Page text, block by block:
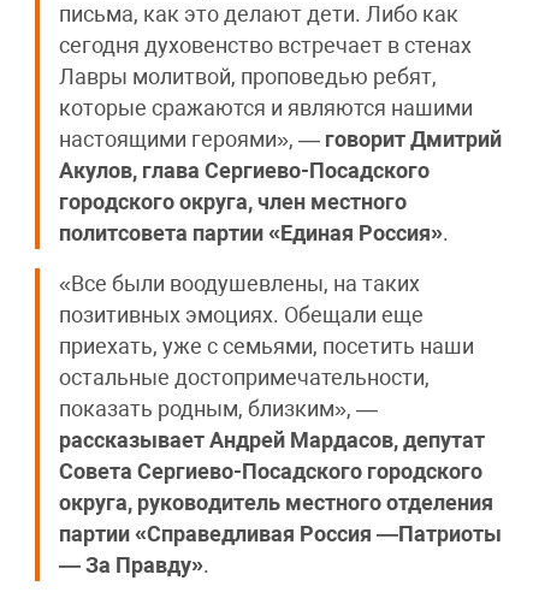
письма, как это делают дети. Либо как
сегодня духовенство встречает в стенах
Лавры молитвой, проповедью ребят,
которые сражаются и являются нашими
настоящими героями», — говорит Дмитрий
Акулов, глава Сергиево-Посадского
городского округа, член местного
политсовета партии «Единая Россия».
«Все были воодушевлены, на таких
позитивных эмоциях. Обещали еще
приехать, уже с семьями, посетить наши
остальные достопримечательности,
показать родным, близким», —
рассказывает Андрей Мардасов, депутат
Совета Сергиево-Посадского городского
округа, руководитель местного отделения
партии «Справедливая Россия —Патриоты
— За Правду».